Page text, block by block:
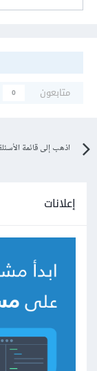
متابعون
0
اذهب إلى قائمة الأسئلة
إعلانات